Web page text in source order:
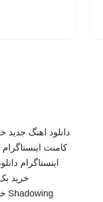
دانلود اهنگ جدید
کامنت اینستاگرام
اینستاگرام
خرید
Shadowing